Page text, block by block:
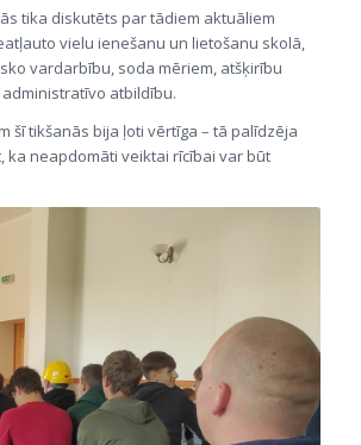
tika diskutēts par tādiem aktuāliem
vielu ienešanu un lietošanu skolā,
vardarbību, soda mēriem, atšķirību
atbildību.
šī tikšanās bija ļoti vērtīga – tā palīdzēja
ka neapdomāti veiktai rīcībai var būt